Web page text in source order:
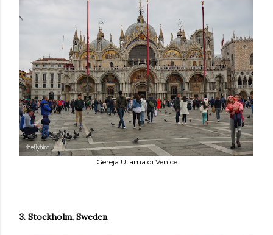
Gereja Utama di Venice
3. Stockholm, Sweden